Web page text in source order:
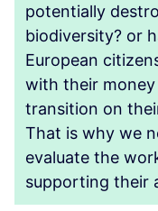
potentially
biodiversity? or
European
with their
transition on
That is why we
evaluate the
supporting their